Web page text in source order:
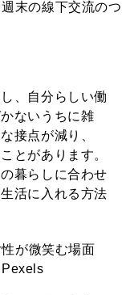
、自分らしい働
ないうちに雑
接点が減り、
とがあります。
暮らしに合わせ
活に入れる方法